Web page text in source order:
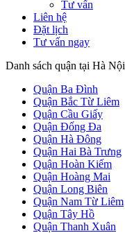
Tư vấn
Liên hệ
Đặt lịch
Tư vấn ngay
Danh sách quận tại Hà Nội
Quận Ba Đình
Quận Bắc Từ Liêm
Quận Cầu Giấy
Quận Đống Đa
Quận Hà Đông
Quận Hai Bà Trưng
Quận Hoàn Kiếm
Quận Hoàng Mai
Quận Long Biên
Quận Nam Từ Liêm
Quận Tây Hồ
Quận Thanh Xuân